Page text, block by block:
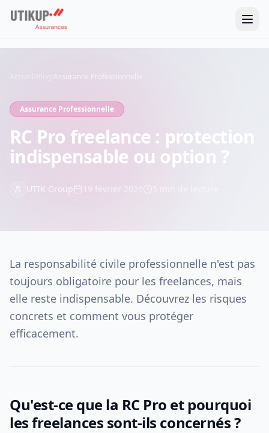
Assurance Professionnelle
Assurance Professionnelle
RC Pro freelance : protection
indispensable ou option ?
UTIK Group 19 février 2026
La responsabilité civile professionnelle n'est pas
toujours obligatoire pour les freelances, mais
elle reste indispensable. Découvrez les risques
concrets et comment vous protéger
efficacement.
Qu'est-ce que la RC Pro et pourquoi
les freelances sont-ils concernés ?